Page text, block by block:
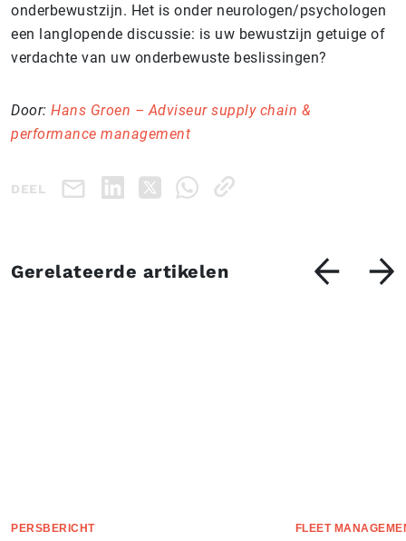
onderbewustzijn. Het is onder neurologen/psychologen
een langlopende discussie: is uw bewustzijn getuige of
verdachte van uw onderbewuste beslissingen?
Door: Hans Groen – Adviseur supply chain &
performance management
DEEL
Gerelateerde artikelen
PERSBERICHT FLEET